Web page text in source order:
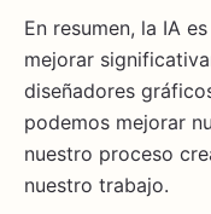
En resumen, la IA
mejorar
diseñadores
podemos mejorar
nuestro proceso
nuestro trabajo.